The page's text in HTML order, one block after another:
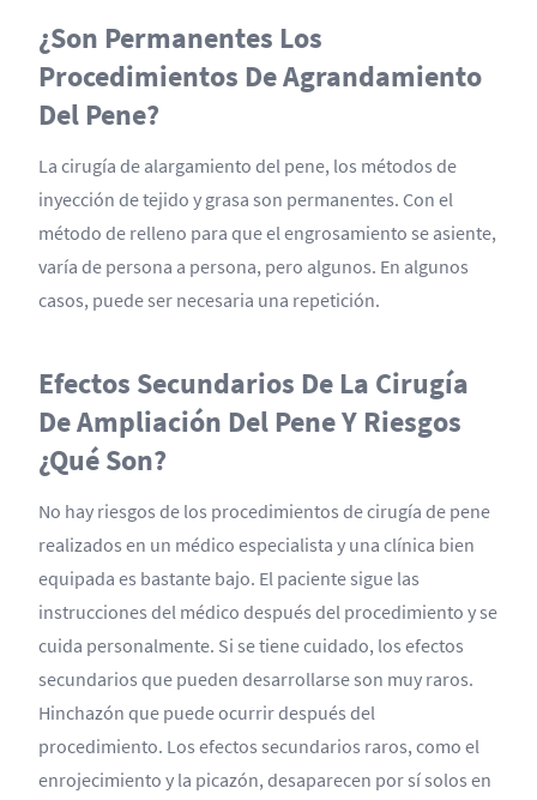
¿Son Permanentes Los
Procedimientos De Agrandamiento
Del Pene?
La cirugía de alargamiento del pene, los métodos de
inyección de tejido y grasa son permanentes. Con el
método de relleno para que el engrosamiento se asiente,
varía de persona a persona, pero algunos. En algunos
casos, puede ser necesaria una repetición.
Efectos Secundarios De La Cirugía
De Ampliación Del Pene Y Riesgos
¿Qué Son?
No hay riesgos de los procedimientos de cirugía de pene
realizados en un médico especialista y una clínica bien
equipada es bastante bajo. El paciente sigue las
instrucciones del médico después del procedimiento y se
cuida personalmente. Si se tiene cuidado, los efectos
secundarios que pueden desarrollarse son muy raros.
Hinchazón que puede ocurrir después del
procedimiento. Los efectos secundarios raros, como el
enrojecimiento y la picazón, desaparecen por sí solos en